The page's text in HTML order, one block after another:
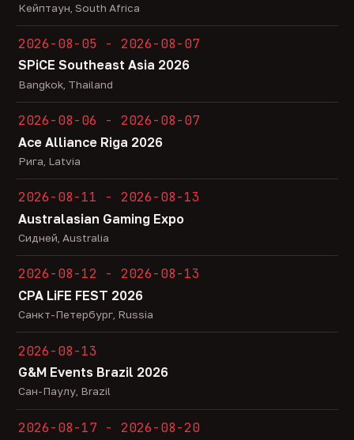
Кейптаун, South Africa
2026-08-05 - 2026-08-07
SPiCE Southeast Asia 2026
Bangkok, Thailand
2026-08-06 - 2026-08-07
Ace Alliance Riga 2026
Рига, Latvia
2026-08-11 - 2026-08-13
Australasian Gaming Expo
Сидней, Australia
2026-08-12 - 2026-08-13
CPA LiFE FEST 2026
Санкт-Петербург, Russia
2026-08-13
G&M Events Brazil 2026
Сан-Паулу, Brazil
2026-08-17 - 2026-08-20